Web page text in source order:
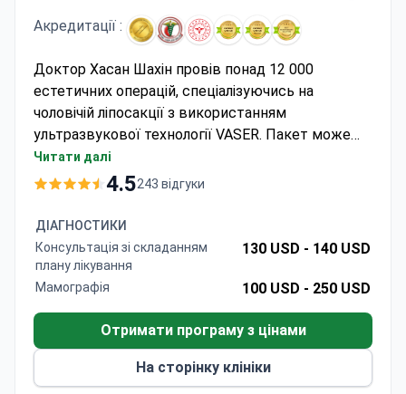
Акредитації :
Доктор Хасан Шахін провів понад 12 000
естетичних операцій, спеціалізуючись на
чоловічій ліпосакції з використанням
ультразвукової технології VASER. Пакет може
коштувати близько 6 230 доларів США –
зазвичай включає ліпосакцію 4-5 зон,
трансфери. Лікарня Hisar сертифікована JCI з
рейтингом пацієнтів 4,5/5. Доктор Шахін є
членом Турецького товариства пластичних
хірургів із 20 років досвіду профільного досвіду.
Читати далі
4.5243 відгуки
ДІАГНОСТИКИ
Консультація зі складанням
плану лікування
130 USD - 140 USD
Мамографія 100 USD - 250 USD
Отримати програму з цінами
На сторінку клініки